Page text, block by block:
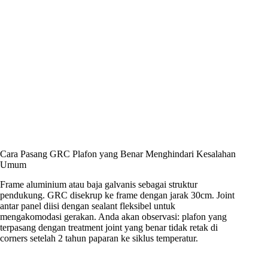
Cara Pasang GRC Plafon yang Benar Menghindari Kesalahan
Umum
Frame aluminium atau baja galvanis sebagai struktur
pendukung. GRC disekrup ke frame dengan jarak 30cm. Joint
antar panel diisi dengan sealant fleksibel untuk
mengakomodasi gerakan. Anda akan observasi: plafon yang
terpasang dengan treatment joint yang benar tidak retak di
corners setelah 2 tahun paparan ke siklus temperatur.